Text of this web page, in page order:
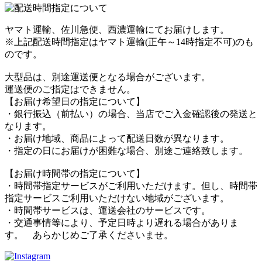
ヤマト運輸、佐川急便、西濃運輸にてお届けします。
※上記配送時間指定はヤマト運輸(正午～14時指定不可)のも
のです。
大型品は、別途運送便となる場合がございます。
運送便のご指定はできません。
【お届け希望日の指定について】
・銀行振込（前払い）の場合、当店でご入金確認後の発送と
なります。
・お届け地域、商品によって配送日数が異なります。
・指定の日にお届けが困難な場合、別途ご連絡致します。
【お届け時間帯の指定について】
・時間帯指定サービスがご利用いただけます。但し、時間帯
指定サービスご利用いただけない地域がございます。
・時間帯サービスは、運送会社のサービスです。
・交通事情等により、予定日時より遅れる場合がありま
す。 あらかじめご了承くださいませ。